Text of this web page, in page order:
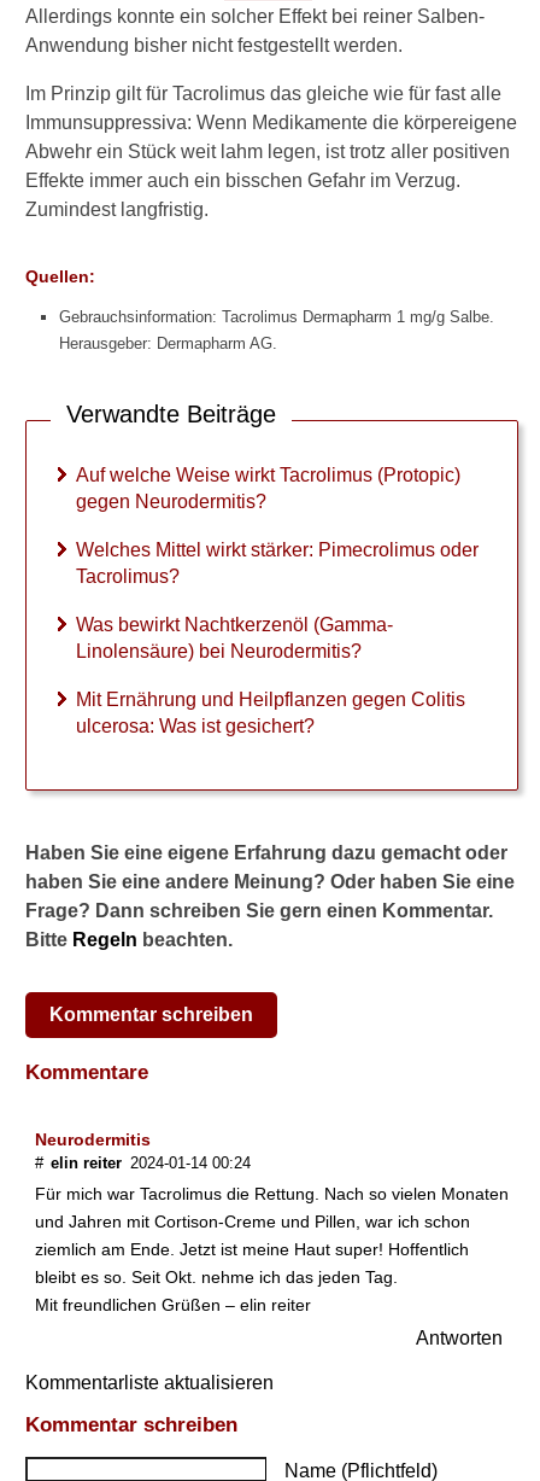
Allerdings konnte ein solcher Effekt bei reiner Salben-
Anwendung bisher nicht festgestellt werden.
Im Prinzip gilt für Tacrolimus das gleiche wie für fast alle
Immunsuppressiva: Wenn Medikamente die körpereigene
Abwehr ein Stück weit lahm legen, ist trotz aller positiven
Effekte immer auch ein bisschen Gefahr im Verzug.
Zumindest langfristig.
Quellen:
Gebrauchsinformation: Tacrolimus Dermapharm 1 mg/g Salbe.
Herausgeber: Dermapharm AG.
Verwandte Beiträge
Auf welche Weise wirkt Tacrolimus (Protopic)
gegen Neurodermitis?
Welches Mittel wirkt stärker: Pimecrolimus oder
Tacrolimus?
Was bewirkt Nachtkerzenöl (Gamma-
Linolensäure) bei Neurodermitis?
Mit Ernährung und Heilpflanzen gegen Colitis
ulcerosa: Was ist gesichert?
Haben Sie eine eigene Erfahrung dazu gemacht oder
haben Sie eine andere Meinung? Oder haben Sie eine
Frage? Dann schreiben Sie gern einen Kommentar.
Bitte Regeln beachten.
Kommentar schreiben
Kommentare
Neurodermitis
# elin reiter 2024-01-14 00:24
Für mich war Tacrolimus die Rettung. Nach so vielen Monaten
und Jahren mit Cortison-Creme und Pillen, war ich schon
ziemlich am Ende. Jetzt ist meine Haut super! Hoffentlich
bleibt es so. Seit Okt. nehme ich das jeden Tag.
Mit freundlichen Grüßen – elin reiter
Antworten
Kommentarliste aktualisieren
Kommentar schreiben
Name (Pflichtfeld)
s
(
r
o
t
o
i
e
g
N
r
o
e
r
i
t
s
?
e
c
h
e
s
M
t
t
e
l
r
k
t
t
ä
r
k
:
i